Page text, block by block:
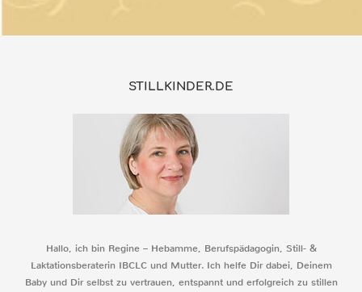
STILLKINDER.DE
Hallo, ich bin Regine – Hebamme, Berufspädagogin, Still- &
Laktationsberaterin IBCLC und Mutter. Ich helfe Dir dabei, Deinem
Baby und Dir selbst zu vertrauen, entspannt und erfolgreich zu stillen